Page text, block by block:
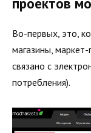
проектов
Во-первых, это,
магазины,
связано с
потребления).